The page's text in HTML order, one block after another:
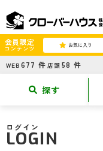
会員限定
コンテンツ お気に入り
WEB 677 件 店頭 58 件
探す
ログイン
LOGIN